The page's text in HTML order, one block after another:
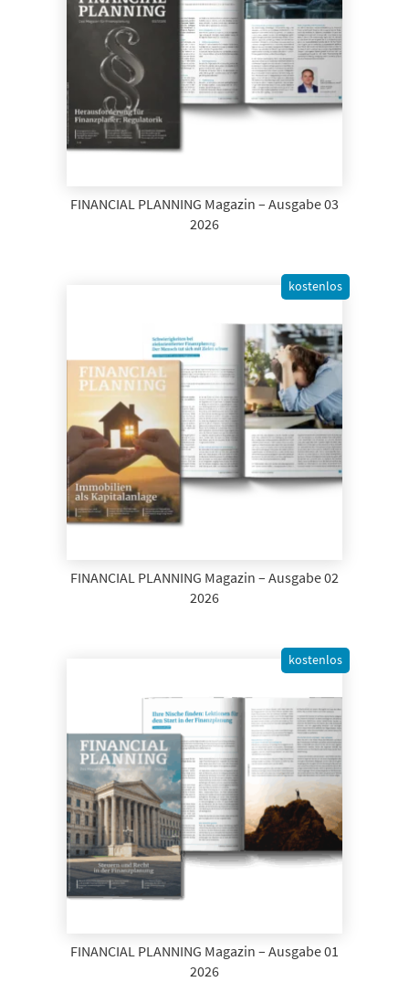
FINANCIAL PLANNING Magazin – Ausgabe 03
2026
FINANCIAL PLANNING Magazin – Ausgabe 02
2026
kostenlos
FINANCIAL PLANNING Magazin – Ausgabe 01
2026
kostenlos